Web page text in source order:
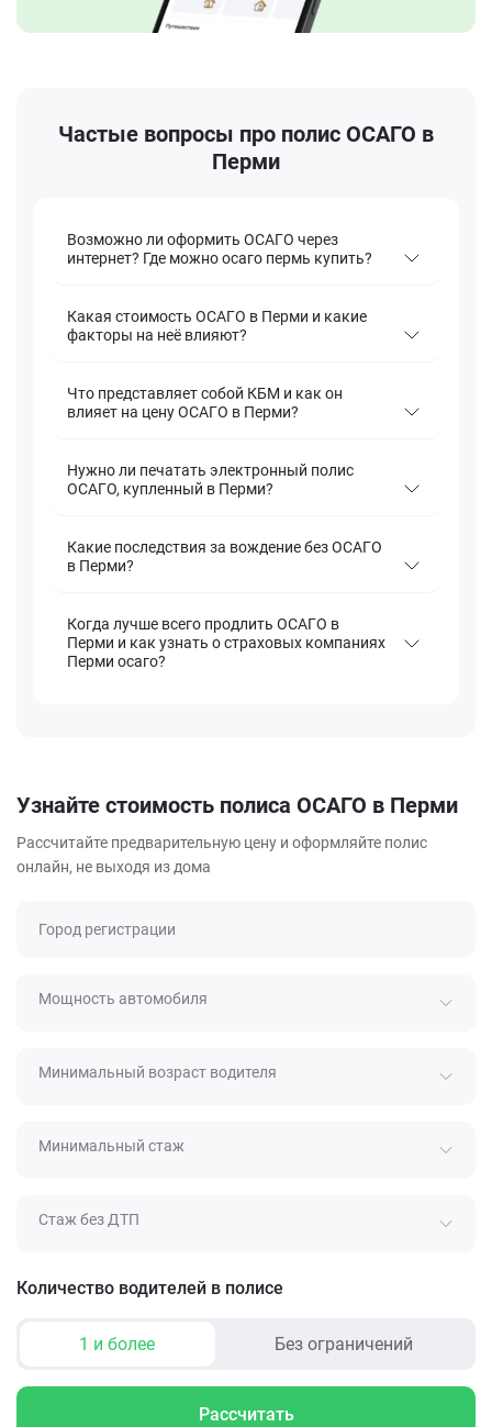
Частые вопросы про полис ОСАГО в
Перми
Возможно ли оформить ОСАГО через
интернет? Где можно осаго пермь купить?
Какая стоимость ОСАГО в Перми и какие
факторы на неё влияют?
Что представляет собой КБМ и как он
влияет на цену ОСАГО в Перми?
Нужно ли печатать электронный полис
ОСАГО, купленный в Перми?
Какие последствия за вождение без ОСАГО
в Перми?
Когда лучше всего продлить ОСАГО в
Перми и как узнать о страховых компаниях
Перми осаго?
Узнайте стоимость полиса ОСАГО в Перми
Рассчитайте предварительную цену и оформляйте полис
онлайн, не выходя из дома
Город регистрации
Мощность автомобиля
Минимальный возраст водителя
Минимальный стаж
Стаж без ДТП
Количество водителей в полисе
1 и более Без ограничений
Рассчитать